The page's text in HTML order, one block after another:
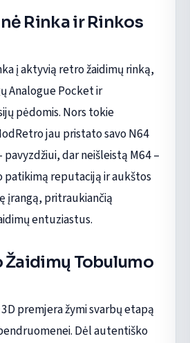
Rinka ir Rinkos
į aktyvią retro žaidimų rinką,
Analogue Pocket ir
pėdomis. Nors tokie
jau pristato savo N64
pavyzdžiui, dar neišleistą M64 –
patikimą reputaciją ir aukštos
įrangą, pritraukiančią
entuziastus.
Žaidimų Tobulumo
premjera žymi svarbų etapą
Dėl autentiško